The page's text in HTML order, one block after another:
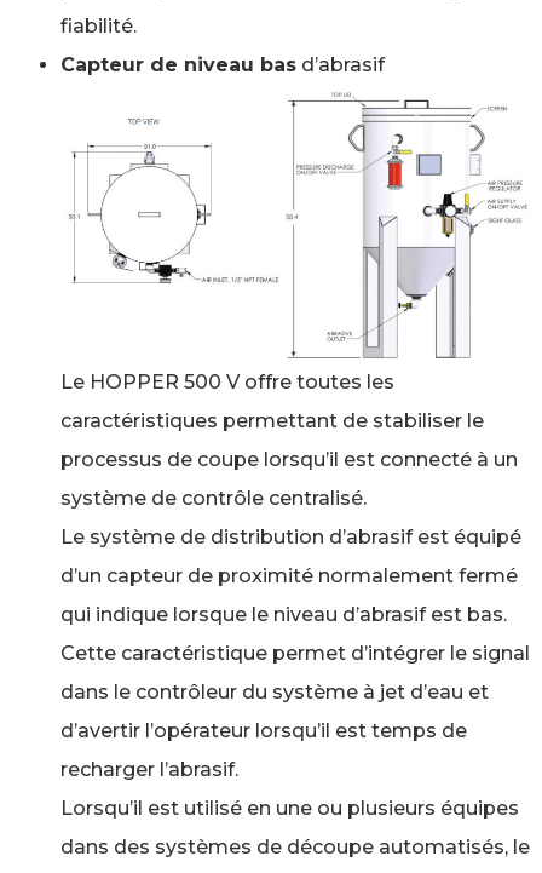
fiabilité.
Capteur de niveau bas d’abrasif
Le HOPPER 500 V offre toutes les
caractéristiques permettant de stabiliser le
processus de coupe lorsqu’il est connecté à un
système de contrôle centralisé.
Le système de distribution d’abrasif est équipé
d’un capteur de proximité normalement fermé
qui indique lorsque le niveau d’abrasif est bas.
Cette caractéristique permet d’intégrer le signal
dans le contrôleur du système à jet d’eau et
d’avertir l’opérateur lorsqu’il est temps de
recharger l’abrasif.
Lorsqu’il est utilisé en une ou plusieurs équipes
dans des systèmes de découpe automatisés, le